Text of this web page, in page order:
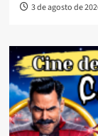
3 de agosto de